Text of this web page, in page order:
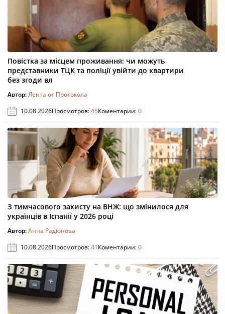
Повістка за місцем проживання: чи можуть
представники ТЦК та поліції увійти до квартири
без згоди вл
Автор:Лента от Протокола
10.08.2026Просмотров:45Коментарии:0
З тимчасового захисту на ВНЖ: що змінилося для
українців в Іспанії у 2026 році
Автор:Анна Радіонова
10.08.2026Просмотров:41Коментарии:0